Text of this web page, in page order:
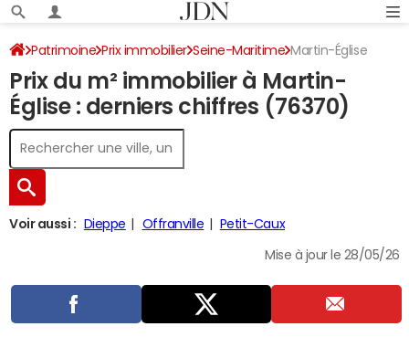
Patrimoine Prix immobilier Seine-Maritime Martin-Église
Prix du m² immobilier à Martin-
Église : derniers chiffres (76370)
Voir aussi : Dieppe Offranville Petit-Caux
Mise à jour le 28/05/26